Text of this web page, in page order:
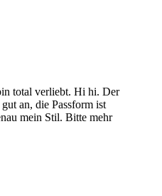
total verliebt. Hi hi. Der
an, die Passform ist
mein Stil. Bitte mehr